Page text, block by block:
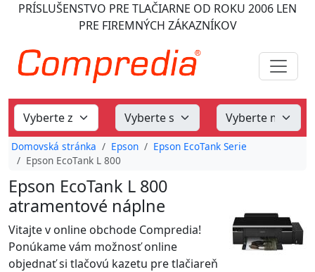
PRÍSLUŠENSTVO PRE TLAČIARNE OD ROKU 2006 LEN
PRE FIREMNÝCH ZÁKAZNÍKOV
Domovská stránka Epson
Epson EcoTank Serie
Epson EcoTank L 800
Epson EcoTank L 800
atramentové náplne
Vitajte v online obchode Compredia!
Ponúkame vám možnosť online
objednať si tlačovú kazetu pre tlačiareň